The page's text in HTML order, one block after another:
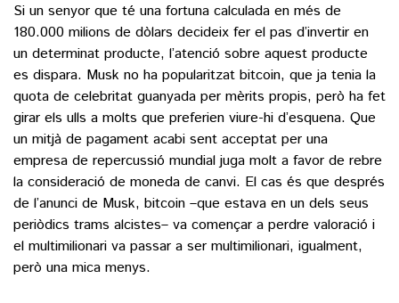
Si un senyor que té una fortuna calculada en més de
180.000 milions de dòlars decideix fer el pas d’invertir en
un determinat producte, l’atenció sobre aquest producte
es dispara. Musk no ha popularitzat bitcoin, que ja tenia la
quota de celebritat guanyada per mèrits propis, però ha fet
girar els ulls a molts que preferien viure-hi d’esquena. Que
un mitjà de pagament acabi sent acceptat per una
empresa de repercussió mundial juga molt a favor de rebre
la consideració de moneda de canvi. El cas és que després
de l’anunci de Musk, bitcoin –que estava en un dels seus
periòdics trams alcistes– va començar a perdre valoració i
el multimilionari va passar a ser multimilionari, igualment,
però una mica menys.